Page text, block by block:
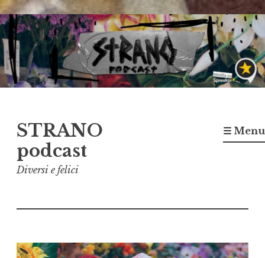
Vai
al
contenuto
STRANO
podcast
Diversi e felici
☰ Menu